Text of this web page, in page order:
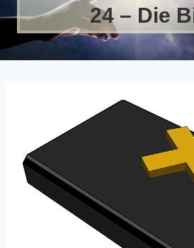
24 – Die